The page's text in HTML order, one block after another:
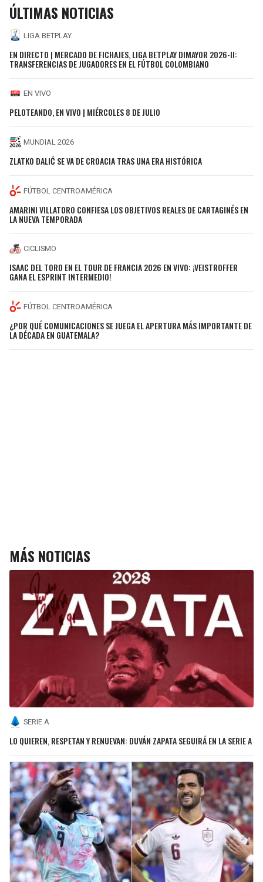
ÚLTIMAS NOTICIAS
LIGA BETPLAY
EN DIRECTO | MERCADO DE FICHAJES, LIGA BETPLAY DIMAYOR 2026-II:
TRANSFERENCIAS DE JUGADORES EN EL FÚTBOL COLOMBIANO
EN VIVO
PELOTEANDO, EN VIVO | MIÉRCOLES 8 DE JULIO
MUNDIAL 2026
ZLATKO DALIĆ SE VA DE CROACIA TRAS UNA ERA HISTÓRICA
FÚTBOL CENTROAMÉRICA
AMARINI VILLATORO CONFIESA LOS OBJETIVOS REALES DE CARTAGINÉS EN
LA NUEVA TEMPORADA
CICLISMO
ISAAC DEL TORO EN EL TOUR DE FRANCIA 2026 EN VIVO: ¡VEISTROFFER
GANA EL ESPRINT INTERMEDIO!
FÚTBOL CENTROAMÉRICA
¿POR QUÉ COMUNICACIONES SE JUEGA EL APERTURA MÁS IMPORTANTE DE
LA DÉCADA EN GUATEMALA?
MÁS NOTICIAS
SERIE A
LO QUIEREN, RESPETAN Y RENUEVAN: DUVÁN ZAPATA SEGUIRÁ EN LA SERIE A